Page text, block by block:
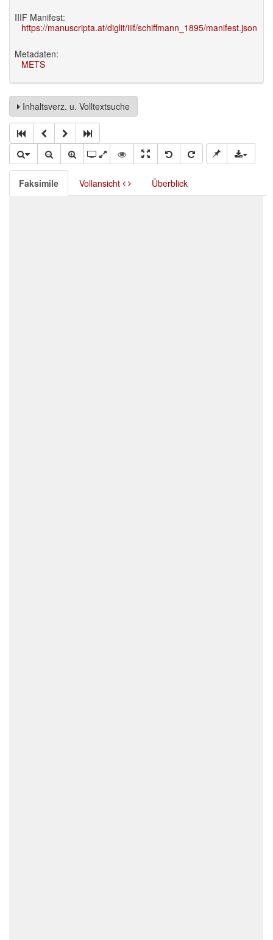
IIIF Manifest:
https://manuscripta.at/diglit/iiif/schiffmann_1895/manifest.json
Metadaten:
METS
Inhaltsverz. u. Volltextsuche
Faksimile Vollansicht Überblick